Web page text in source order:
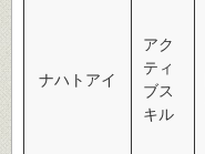
ナハトアイ
アク
ティ
ブス
キル